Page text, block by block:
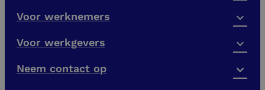
Voor werknemers
Voor werkgevers
Neem contact op